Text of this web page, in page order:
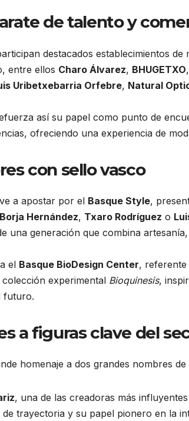
de talento y
destacados establecimientos
entre ellos Charo Álvarez, BHUGETXO,
Uribetxebarria Orfebre, Natural
así su papel como punto de
ofreciendo una experiencia de
con sello vasco
a apostar por el Basque Style,
Borja Hernández, Txaro Rodríguez o
una generación que combina
el Basque BioDesign Center, referente
experimental Bioquinesis,
futuro.
a figuras clave del
homenaje a dos grandes nombres
, una de las creadoras más
trayectoria y su papel pionero en la